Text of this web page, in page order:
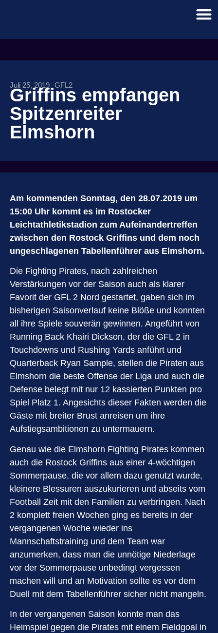
Juli 25, 2019 GFL2
Griffins empfangen
Spitzenreiter
Elmshorn
Am kommenden Sonntag, den 28.07.2019 um
15:00 Uhr kommt es im Rostocker
Leichtathletikstadion zum Aufeinandertreffen
zwischen den Rostock Griffins und dem noch
ungeschlagenen Tabellenführer aus Elmshorn.
Die Fighting Pirates, nach zahlreichen
Verstärkungen vor der Saison auch als klarer
Favorit der GFL 2 Nord gestartet, gaben sich im
bisherigen Saisonverlauf keine Blöße und konnten
all ihre Spiele souverän gewinnen. Angeführt von
Running Back Khairi Dickson, der die GFL 2 in
Touchdowns und Rushing Yards anführt und
Quarterback Ryan Sample, stellen die Piraten aus
Elmshorn die beste Offense der Liga und auch die
Defense belegt mit nur 12 kassierten Punkten pro
Spiel Platz 1. Angesichts dieser Fakten werden die
Gäste mit breiter Brust anreisen um ihre
Aufstiegsambitionen zu untermauern.
Genau wie die Elmshorn Fighting Pirates kommen
auch die Rostock Griffins aus einer 4-wöchtigen
Sommerpause, die vor allem dazu genutzt wurde,
kleinere Blessuren auszukurieren und abseits vom
Football Zeit mit den Familien zu verbringen. Nach
2 komplett freien Wochen ging es bereits in der
vergangenen Woche wieder ins
Mannschaftstraining und dem Team war
anzumerken, dass man die unnötige Niederlage
vor der Sommerpause unbedingt vergessen
machen will und an Motivation sollte es vor dem
Duell mit dem Tabellenführer sicher nicht mangeln.
In der vergangenen Saison konnte man das
Heimspiel gegen die Pirates mit einem Fieldgoal in